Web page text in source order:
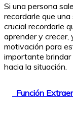
Si una persona
recordarle que
crucial recordarle
aprender y crecer,
motivación para
importante
hacia la situación.
Función